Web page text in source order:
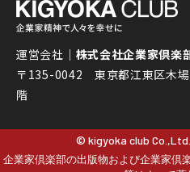
運営会社｜ 株式会社企業家倶楽
〒135-0042 東京都江東区木場
階
© kigyoka club
企業家倶楽部の出版物および企業家倶